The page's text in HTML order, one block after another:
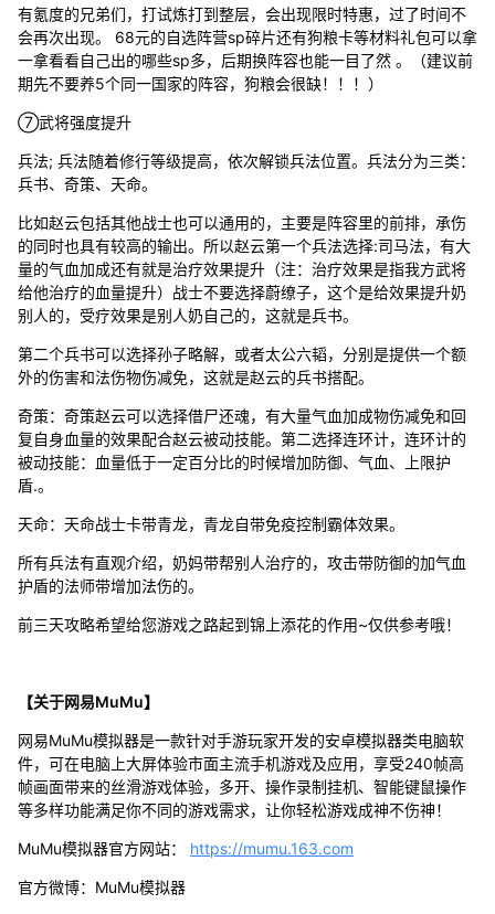
有氪度的兄弟们，打试炼打到整层，会出现限时特惠，过了时间不
会再次出现。 68元的自选阵营sp碎片还有狗粮卡等材料礼包可以拿
一拿看看自己出的哪些sp多，后期换阵容也能一目了然 。（建议前
期先不要养5个同一国家的阵容，狗粮会很缺！！！）
⑦武将强度提升
兵法; 兵法随着修行等级提高，依次解锁兵法位置。兵法分为三类：
兵书、奇策、天命。
比如赵云包括其他战士也可以通用的，主要是阵容里的前排，承伤
的同时也具有较高的输出。所以赵云第一个兵法选择:司马法，有大
量的气血加成还有就是治疗效果提升（注：治疗效果是指我方武将
给他治疗的血量提升）战士不要选择蔚缭子，这个是给效果提升奶
别人的，受疗效果是别人奶自己的，这就是兵书。
第二个兵书可以选择孙子略解，或者太公六韬，分别是提供一个额
外的伤害和法伤物伤减免，这就是赵云的兵书搭配。
奇策：奇策赵云可以选择借尸还魂，有大量气血加成物伤减免和回
复自身血量的效果配合赵云被动技能。第二选择连环计，连环计的
被动技能：血量低于一定百分比的时候增加防御、气血、上限护
盾.。
天命：天命战士卡带青龙，青龙自带免疫控制霸体效果。
所有兵法有直观介绍，奶妈带帮别人治疗的，攻击带防御的加气血
护盾的法师带增加法伤的。
前三天攻略希望给您游戏之路起到锦上添花的作用~仅供参考哦！
【关于网易MuMu】
网易MuMu模拟器是一款针对手游玩家开发的安卓模拟器类电脑软
件，可在电脑上大屏体验市面主流手机游戏及应用，享受240帧高
帧画面带来的丝滑游戏体验，多开、操作录制挂机、智能键鼠操作
等多样功能满足你不同的游戏需求，让你轻松游戏成神不伤神！
MuMu模拟器官方网站： https://mumu.163.com
官方微博：MuMu模拟器